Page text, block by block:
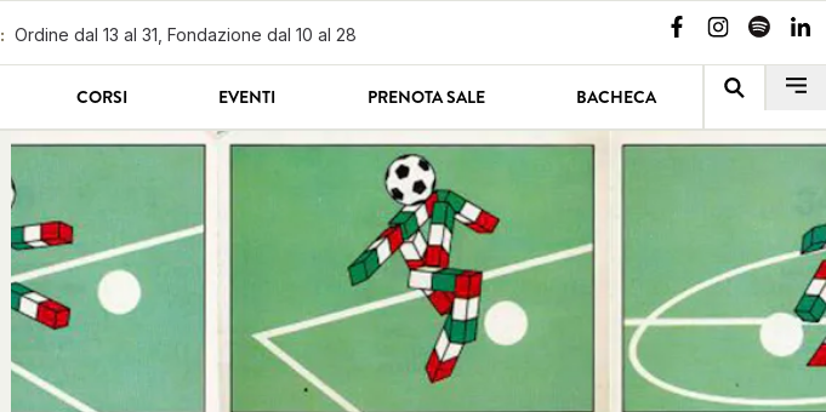
: Ordine dal 13 al 31, Fondazione dal 10 al 28
CORSI EVENTI PRENOTA SALE BACHECA